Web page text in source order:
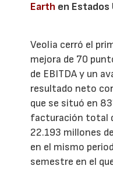
Earth en Estados
Veolia cerró el
mejora de 70
de EBITDA y un
resultado neto
que se situó en
facturación total
22.193 millones
en el mismo
semestre en el